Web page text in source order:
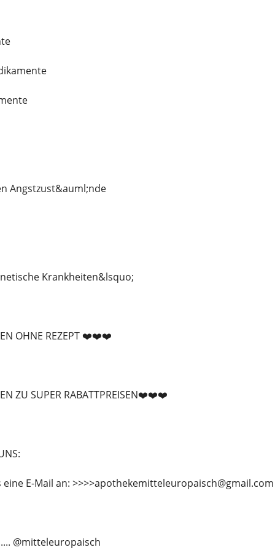
Angstzust&auml;nde
Krankheiten&lsquo;
OHNE REZEPT ❤️❤️❤️
ZU SUPER RABATTPREISEN❤️❤️❤️
E-Mail an: >>>>apothekemitteleuropaisch@gmail.com
@mitteleuropaisch